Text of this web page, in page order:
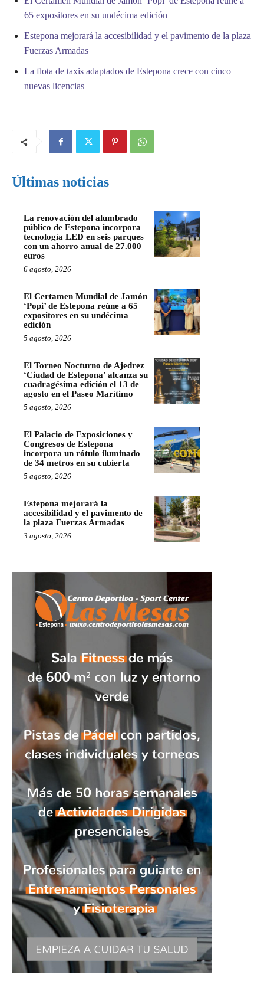
65 expositores en su undécima edición
Estepona mejorará la accesibilidad y el pavimento de la plaza
Fuerzas Armadas
La flota de taxis adaptados de Estepona crece con cinco
nuevas licencias
Últimas noticias
La renovación del alumbrado
público de Estepona incorpora
tecnología LED en seis parques
con un ahorro anual de 27.000
euros
6 agosto, 2026
El Certamen Mundial de Jamón
‘Popi’ de Estepona reúne a 65
expositores en su undécima
edición
5 agosto, 2026
El Torneo Nocturno de Ajedrez
‘Ciudad de Estepona’ alcanza su
cuadragésima edición el 13 de
agosto en el Paseo Marítimo
5 agosto, 2026
El Palacio de Exposiciones y
Congresos de Estepona
incorpora un rótulo iluminado
de 34 metros en su cubierta
5 agosto, 2026
Estepona mejorará la
accesibilidad y el pavimento de
la plaza Fuerzas Armadas
3 agosto, 2026